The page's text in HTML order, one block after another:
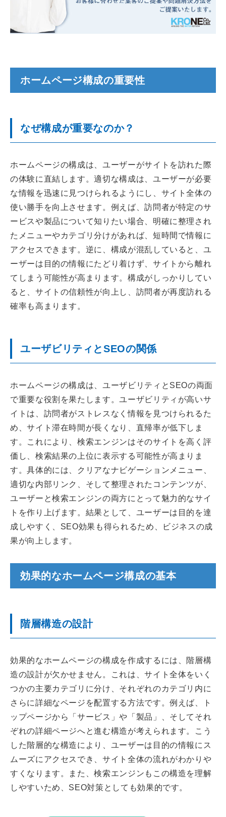
ホームページ構成の重要性
なぜ構成が重要なのか？
ホームページの構成は、ユーザーがサイトを訪れた際
の体験に直結します。適切な構成は、ユーザーが必要
な情報を迅速に見つけられるようにし、サイト全体の
使い勝手を向上させます。例えば、訪問者が特定のサ
ービスや製品について知りたい場合、明確に整理され
たメニューやカテゴリ分けがあれば、短時間で情報に
アクセスできます。逆に、構成が混乱していると、ユ
ーザーは目的の情報にたどり着けず、サイトから離れ
てしまう可能性が高まります。構成がしっかりしてい
ると、サイトの信頼性が向上し、訪問者が再度訪れる
確率も高まります。
ユーザビリティとSEOの関係
ホームページの構成は、ユーザビリティとSEOの両面
で重要な役割を果たします。ユーザビリティが高いサ
イトは、訪問者がストレスなく情報を見つけられるた
め、サイト滞在時間が長くなり、直帰率が低下しま
す。これにより、検索エンジンはそのサイトを高く評
価し、検索結果の上位に表示する可能性が高まりま
す。具体的には、クリアなナビゲーションメニュー、
適切な内部リンク、そして整理されたコンテンツが、
ユーザーと検索エンジンの両方にとって魅力的なサイ
トを作り上げます。結果として、ユーザーは目的を達
成しやすく、SEO効果も得られるため、ビジネスの成
果が向上します。
効果的なホームページ構成の基本
階層構造の設計
効果的なホームページの構成を作成するには、階層構
造の設計が欠かせません。これは、サイト全体をいく
つかの主要カテゴリに分け、それぞれのカテゴリ内に
さらに詳細なページを配置する方法です。例えば、ト
ップページから「サービス」や「製品」、そしてそれ
ぞれの詳細ページへと進む構造が考えられます。こう
した階層的な構造により、ユーザーは目的の情報にス
ムーズにアクセスでき、サイト全体の流れがわかりや
すくなります。また、検索エンジンもこの構造を理解
しやすいため、SEO対策としても効果的です。